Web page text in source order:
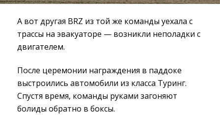
А вот другая BRZ из той же команды уехала с
трассы на эвакуаторе — возникли неполадки с
двигателем.
После церемонии награждения в паддоке
выстроились автомобили из класса Туринг.
Спустя время, команды руками загоняют
болиды обратно в боксы.